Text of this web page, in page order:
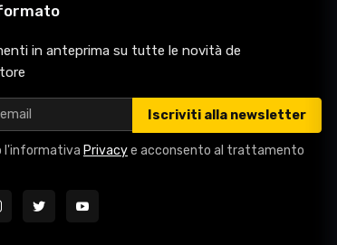
in anteprima su tutte le novità de
Iscriviti alla newsletter
l'informativa Privacye acconsento al trattamento